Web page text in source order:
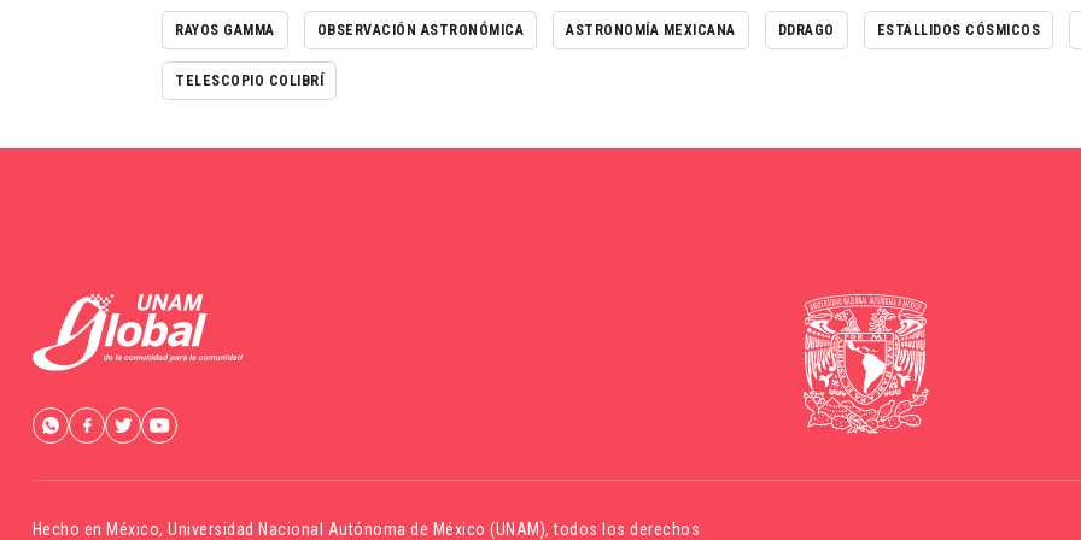
RAYOS GAMMA OBSERVACIÓN ASTRONÓMICA ASTRONOMÍA MEXICANA DDRAGO ESTALLIDOS CÓSMICOS
TELESCOPIO COLIBRÍ
Hecho en México,Universidad Nacional Autónoma de México (UNAM), todos los derechos